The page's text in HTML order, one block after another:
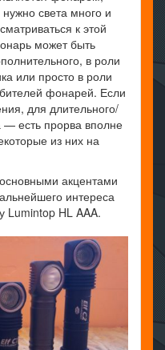
света много и
к этой
может быть
в роли
или просто в роли
фонарей. Если
для длительного/
— есть прорва вполне
из них на
акцентами
интереса
Lumintop HL AAA.